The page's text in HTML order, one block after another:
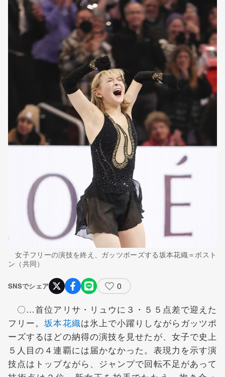
女子フリーの演技を終え、ガッツポーズする坂本花織＝ボスト
ン（共同）
SNSでシェア 0
〇…首位アリサ・リュウに３・５５点差で迎えた
フリー。坂本花織は氷上で小躍りしながらガッツポ
ーズするほどの納得の演技を見せたが、女子で史上
５人目の４連覇には届かなかった。表現力を示す演
技点はトップながら、ジャンプで回転不足があって